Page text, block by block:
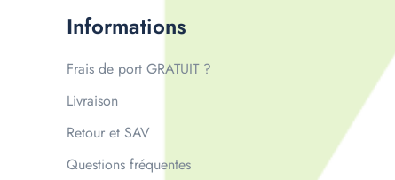
Informations
Frais de port GRATUIT ?
Livraison
Retour et SAV
Questions fréquentes